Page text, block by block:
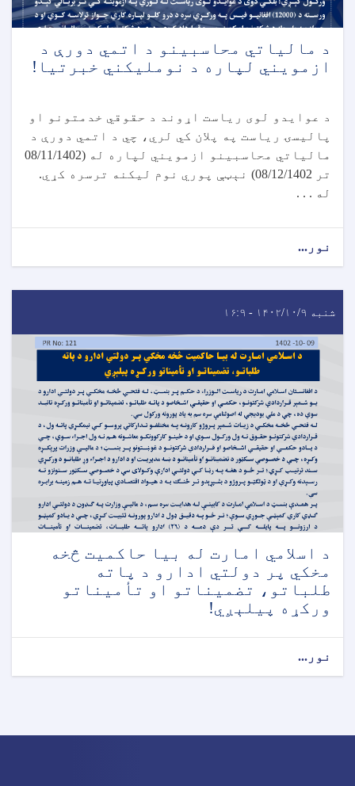
د مالياتي محاسبينو د اتمي دورې د
ازمويني لپاره د نومليکني خبرتیا!
د عوایدو لوی ریاست اړوند د حقوقي خدمتونو او
پالیسۍ ریاست په پلان کي لري، چي د اتمي دورې د
مالیاتي محاسبینو ازمویني لپاره له (08/11/1402
تر 08/12/1402) نېټې پوري نوم لیکنه ترسره کړي.
له . . .
نور...
شنبه ۱۴۰۲/۱۰/۹ - ۱۶:۹
د اسلامي امارت له بیا حاکمیت څخه
مخکي پر دولتي ادارو د پاته
طلباتو، تضمیناتو او تأمیناتو
ورکړه پیلېږي!
نور...